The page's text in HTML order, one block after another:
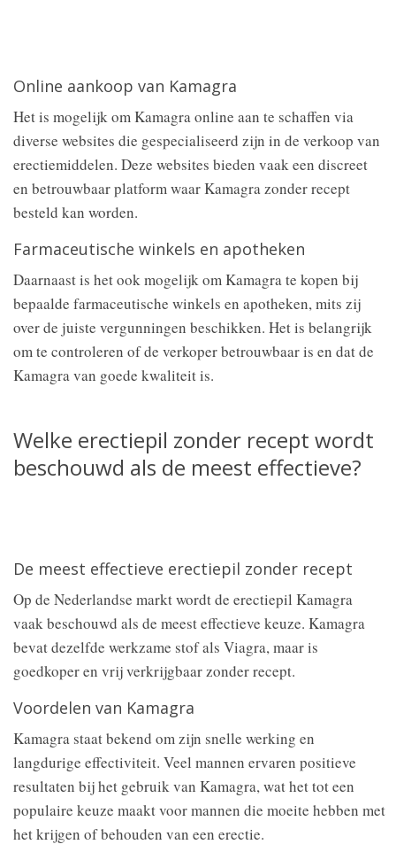
Online aankoop van Kamagra
Het is mogelijk om Kamagra online aan te schaffen via
diverse websites die gespecialiseerd zijn in de verkoop van
erectiemiddelen. Deze websites bieden vaak een discreet
en betrouwbaar platform waar Kamagra zonder recept
besteld kan worden.
Farmaceutische winkels en apotheken
Daarnaast is het ook mogelijk om Kamagra te kopen bij
bepaalde farmaceutische winkels en apotheken, mits zij
over de juiste vergunningen beschikken. Het is belangrijk
om te controleren of de verkoper betrouwbaar is en dat de
Kamagra van goede kwaliteit is.
Welke erectiepil zonder recept wordt
beschouwd als de meest effectieve?
De meest effectieve erectiepil zonder recept
Op de Nederlandse markt wordt de erectiepil Kamagra
vaak beschouwd als de meest effectieve keuze. Kamagra
bevat dezelfde werkzame stof als Viagra, maar is
goedkoper en vrij verkrijgbaar zonder recept.
Voordelen van Kamagra
Kamagra staat bekend om zijn snelle werking en
langdurige effectiviteit. Veel mannen ervaren positieve
resultaten bij het gebruik van Kamagra, wat het tot een
populaire keuze maakt voor mannen die moeite hebben met
het krijgen of behouden van een erectie.